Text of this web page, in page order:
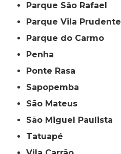
Parque São Rafael
Parque Vila Prudente
Parque do Carmo
Penha
Ponte Rasa
Sapopemba
São Mateus
São Miguel Paulista
Tatuapé